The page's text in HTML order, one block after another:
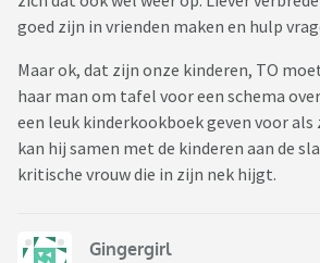
goed zijn in vrienden maken en hulp
Maar ok, dat zijn onze kinderen, TO
haar man om tafel voor een schema
een leuk kinderkookboek geven voor als
kan hij samen met de kinderen aan de
kritische vrouw die in zijn nek hijgt.
Gingergirl